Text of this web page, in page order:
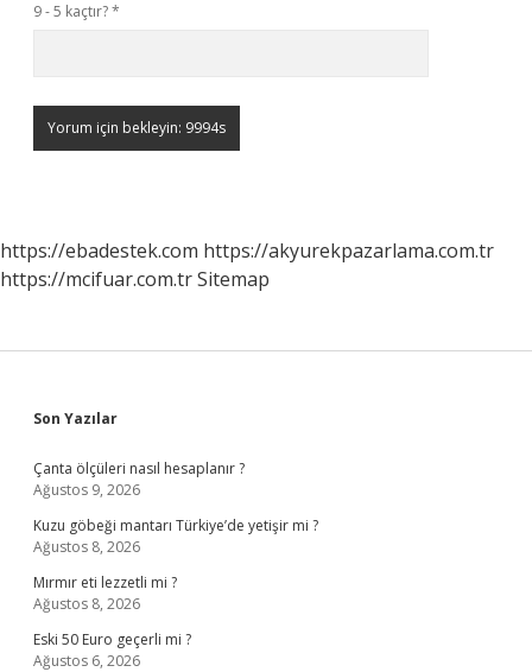
9 - 5 kaçtır?*
https://ebadestek.com https://akyurekpazarlama.com.tr
https://mcifuar.com.trSitemap
Sidebar
Son Yazılar
Çanta ölçüleri nasıl hesaplanır ?
Ağustos 9, 2026
Kuzu göbeği mantarı Türkiye’de yetişir mi ?
Ağustos 8, 2026
Mırmır eti lezzetli mi ?
Ağustos 8, 2026
Eski 50 Euro geçerli mi ?
Ağustos 6, 2026